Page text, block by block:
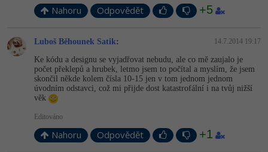
Nahoru Odpovědět +5
Luboš Běhounek Satik: 14.7.2014 19:17
Ke kódu a designu se vyjadřovat nebudu, ale co mě zaujalo je
počet překlepů a hrubek, letmo jsem to počítal a myslím, že jsem
skončil někde kolem čísla 10-15 jen v tom jednom jednom
úvodním odstavci, což mi přijde dost katastrofální i na tvůj nižší
věk
Editováno
Nahoru Odpovědět +1